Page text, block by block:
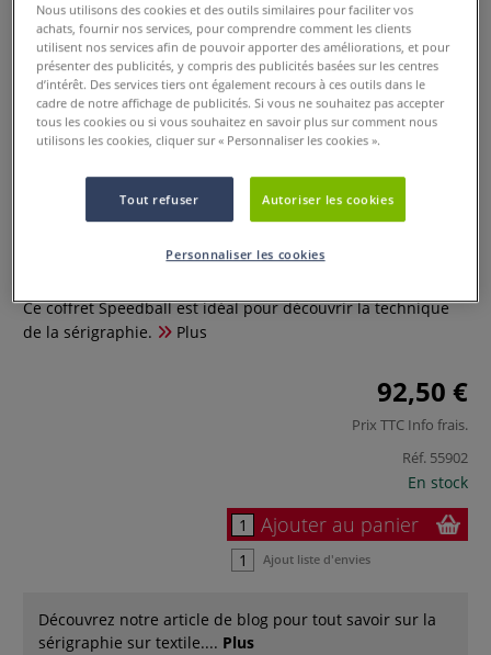
Coffret Speedball initiation
sérigraphie
0 Commentaires
Ce coffret Speedball est idéal pour découvrir la technique
de la sérigraphie.
Plus
92,50 €
Prix TTC Info frais.
Réf. 55902
En stock
Ajouter au panier
Ajout liste d'envies
Découvrez notre article de blog pour tout savoir sur la
sérigraphie sur textile.... Plus
Nous utilisons des cookies et des outils similaires pour faciliter vos
achats, fournir nos services, pour comprendre comment les clients
utilisent nos services afin de pouvoir apporter des améliorations, et pour
présenter des publicités, y compris des publicités basées sur les centres
d’intérêt. Des services tiers ont également recours à ces outils dans le
cadre de notre affichage de publicités. Si vous ne souhaitez pas accepter
tous les cookies ou si vous souhaitez en savoir plus sur comment nous
utilisons les cookies, cliquer sur « Personnaliser les cookies ».
Tout refuser Autoriser les cookies
Personnaliser les cookies